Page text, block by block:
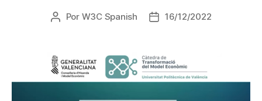
Autor
entrada
Por W3C Spanish
Fecha
entrada
16/12/2022